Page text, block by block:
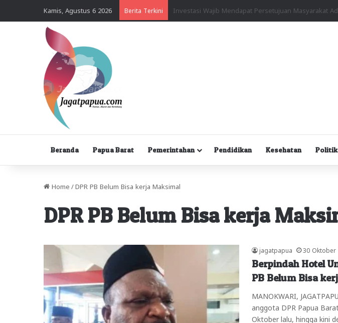
Kamis, Agustus 6 2026 Berita Terkini
Beranda Papua Barat Pemerintahan Pendidikan Kesehatan Politik
Home / DPR PB Belum Bisa kerja Maksimal
DPR PB Belum Bisa kerja
jagatpapua 30 Oktober
Berpindah Hotel
PB Belum Bisa
MANOKWARI,
anggota DPR Papua
Oktober lalu, hingga kini